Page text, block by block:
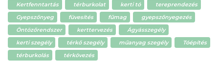
Kertfenntartás
térburkolat kerti tó
tereprendezés
Gyepszőnyeg
füvesítés fűmag
gyepszőnyegezés
Öntözőrendszer
kerttervezés
Ágyásszegély
kerti szegély
térkő szegély műanyag szegély
Tóépítés
térburkolás
térkövezés